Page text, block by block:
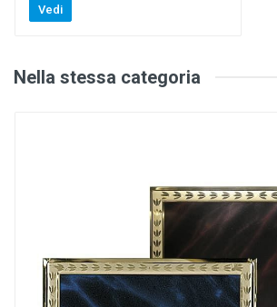
Vedi
Nella stessa categoria